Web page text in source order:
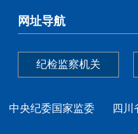
网址导航
纪检监察机关
中央纪委国家监委 四川